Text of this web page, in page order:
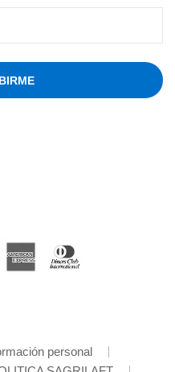
personal